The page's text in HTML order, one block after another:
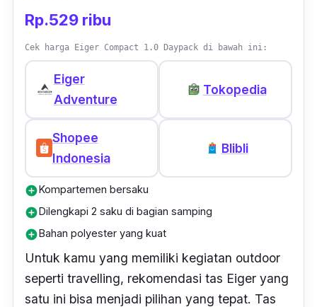
Rp.529 ribu
Cek harga Eiger Compact 1.0 Daypack di bawah ini:
Eiger
Adventure
Tokopedia
Shopee
Indonesia
Blibli
add_circleKompartemen bersaku
add_circleDilengkapi 2 saku di bagian samping
add_circleBahan polyester yang kuat
Untuk kamu yang memiliki kegiatan outdoor
seperti travelling, rekomendasi tas Eiger yang
satu ini bisa menjadi pilihan yang tepat. Tas